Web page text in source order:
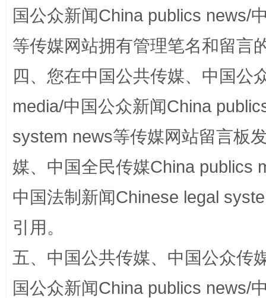
站台名比不上好声名
漫山遍野的桃花与雪山、麦地、白藏房 除
国公众新闻China publics news/
等传媒网站拥有管理笔名和留言
四、您在中国公共传媒、中国公
media/中国公众新闻China
system news等传媒网站留言板
媒、中国全民传媒China publics
中国法制新闻Chinese legal
引用。
五、中国公共传媒、中国公众传
国公众新闻China publics news/